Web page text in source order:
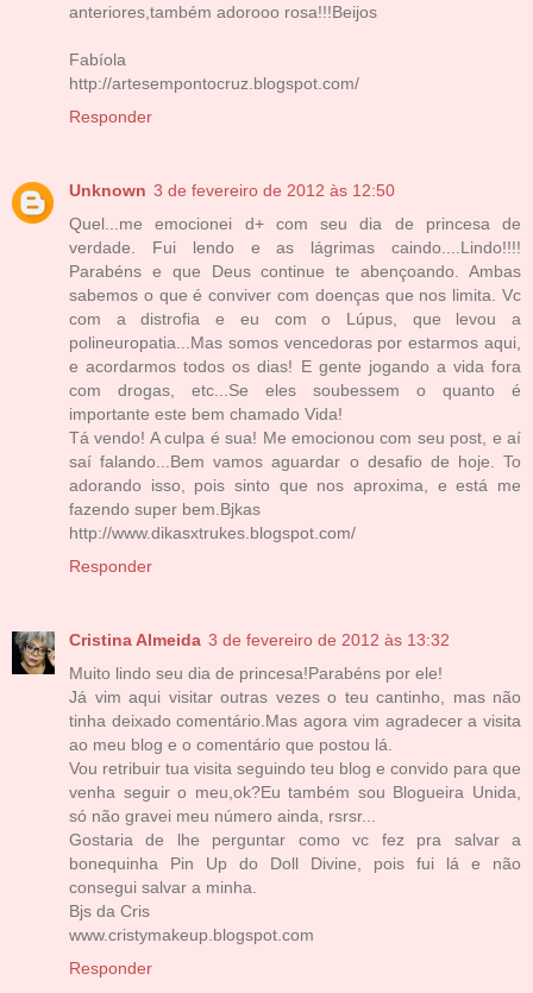
anteriores,também adorooo rosa!!!Beijos
Fabíola
http://artesempontocruz.blogspot.com/
Responder
Unknown 3 de fevereiro de 2012 às 12:50
Quel...me emocionei d+ com seu dia de princesa de
verdade. Fui lendo e as lágrimas caindo....Lindo!!!!
Parabéns e que Deus continue te abençoando. Ambas
sabemos o que é conviver com doenças que nos limita. Vc
com a distrofia e eu com o Lúpus, que levou a
polineuropatia...Mas somos vencedoras por estarmos aqui,
e acordarmos todos os dias! E gente jogando a vida fora
com drogas, etc...Se eles soubessem o quanto é
importante este bem chamado Vida!
Tá vendo! A culpa é sua! Me emocionou com seu post, e aí
saí falando...Bem vamos aguardar o desafio de hoje. To
adorando isso, pois sinto que nos aproxima, e está me
fazendo super bem.Bjkas
http://www.dikasxtrukes.blogspot.com/
Responder
Cristina Almeida 3 de fevereiro de 2012 às 13:32
Muito lindo seu dia de princesa!Parabéns por ele!
Já vim aqui visitar outras vezes o teu cantinho, mas não
tinha deixado comentário.Mas agora vim agradecer a visita
ao meu blog e o comentário que postou lá.
Vou retribuir tua visita seguindo teu blog e convido para que
venha seguir o meu,ok?Eu também sou Blogueira Unida,
só não gravei meu número ainda, rsrsr...
Gostaria de lhe perguntar como vc fez pra salvar a
bonequinha Pin Up do Doll Divine, pois fui lá e não
consegui salvar a minha.
Bjs da Cris
www.cristymakeup.blogspot.com
Responder